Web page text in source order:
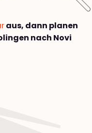
aus, dann planen
nach Novi